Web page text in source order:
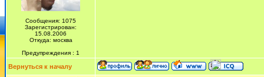
Сообщения: 1075
Зарегистрирован:
15.08.2006
Откуда: москва
Предупреждения : 1
Вернуться к началу